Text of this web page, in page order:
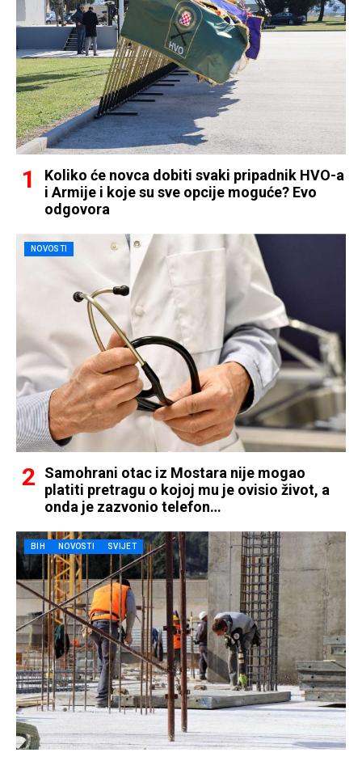
Koliko će novca dobiti svaki pripadnik HVO-a
i Armije i koje su sve opcije moguće? Evo
odgovora
NOVOSTI
Samohrani otac iz Mostara nije mogao
platiti pretragu o kojoj mu je ovisio život, a
onda je zazvonio telefon…
BIH NOVOSTI SVIJET